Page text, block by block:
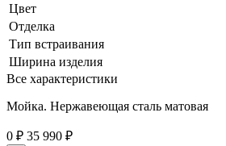
Цвет
Отделка
Тип встраивания
Ширина изделия
Все характеристики
Мойка. Нержавеющая сталь матовая
0 ₽ 35 990 ₽